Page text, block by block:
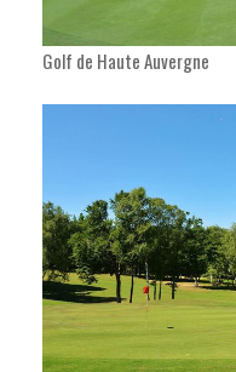
Golf de Haute Auvergne